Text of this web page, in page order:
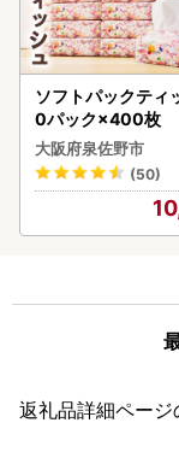
ソフトパックティ
0パック×400枚
大阪府泉佐野市
(50)
返礼品詳細ページ